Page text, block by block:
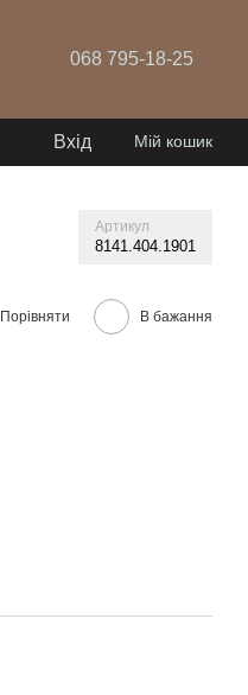
068 795-18-25
Вхід Мій кошик
Артикул
8141.404.1901
Порівняти В бажання